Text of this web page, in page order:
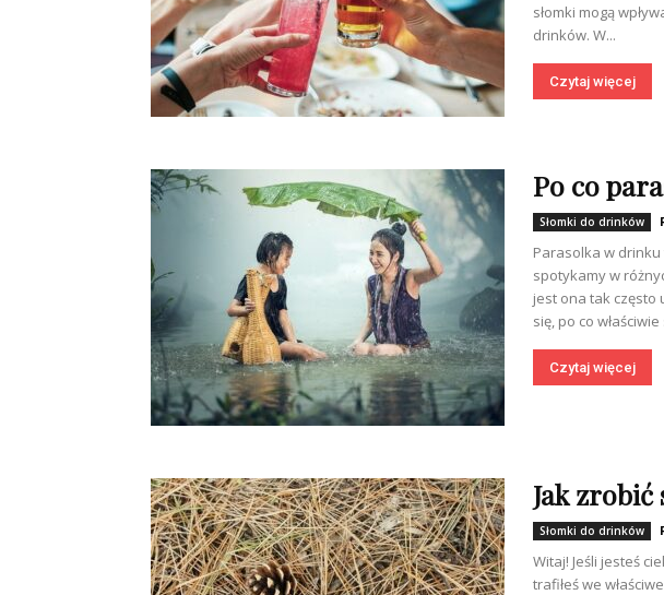
słomki mogą
drinków. W...
Czytaj więcej
Po co
Słomki do drinków
Parasolka w
spotykamy w
jest ona tak często
się, po co
Czytaj więcej
Jak zrobić
Słomki do drinków
Witaj! Jeśli jesteś
trafiłeś we